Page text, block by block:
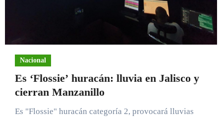
Nacional
Es ‘Flossie’ huracán: lluvia en Jalisco y
cierran Manzanillo
Es "Flossie" huracán categoría 2, provocará lluvias